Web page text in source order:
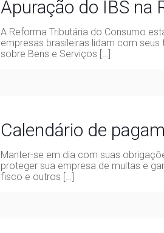
Apuração do IBS na
A Reforma Tributária do Consumo
empresas brasileiras lidam com
sobre Bens e Serviços […]
Calendário de
Manter-se em dia com suas
proteger sua empresa de multas e
fisco e outros […]